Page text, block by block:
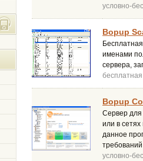
условно-
Bopup
именами
сервера,
бесплатная
Bopup
Сервер для
или в
данное
условно-